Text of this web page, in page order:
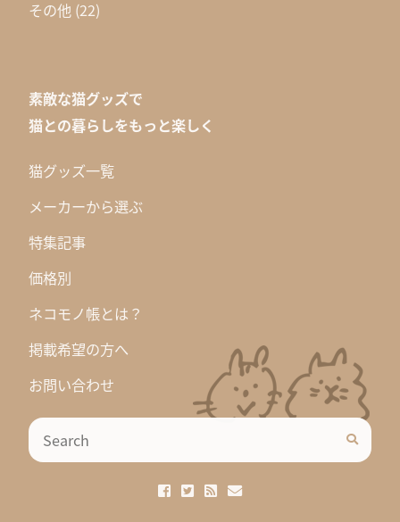
その他 (22)
素敵な猫グッズで
猫との暮らしをもっと楽しく
猫グッズ一覧
メーカーから選ぶ
特集記事
価格別
ネコモノ帳とは？
掲載希望の方へ
お問い合わせ